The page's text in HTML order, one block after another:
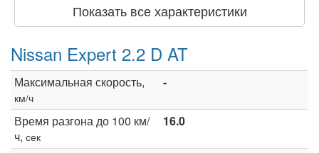
Показать все характеристики
Nissan Expert 2.2 D AT
Максимальная скорость,
км/ч
-
Время разгона до 100 км/
ч, сек
16.0